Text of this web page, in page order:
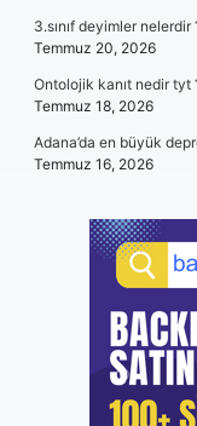
3.sınıf deyimler nelerdir
Temmuz 20, 2026
Ontolojik kanıt nedir tyt
Temmuz 18, 2026
Adana’da en büyük
Temmuz 16, 2026